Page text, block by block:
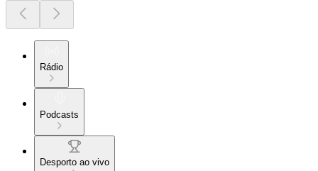
Rádio
Podcasts
Desporto ao vivo